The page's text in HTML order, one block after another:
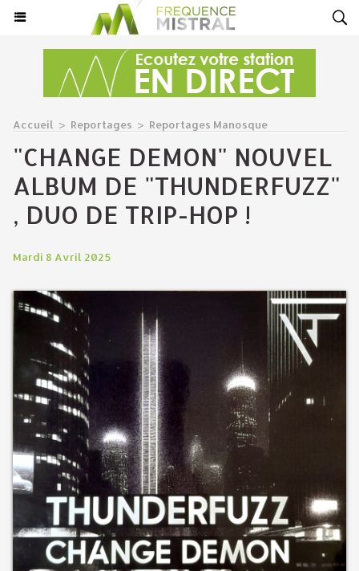
Accueil > Reportages > Reportages Manosque
"CHANGE DEMON" NOUVEL
ALBUM DE "THUNDERFUZZ"
, DUO DE TRIP-HOP !
Mardi 8 Avril 2025